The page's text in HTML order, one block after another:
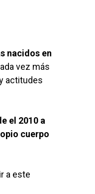
nacidos en
vez más
actitudes
el 2010 a
cuerpo
a este